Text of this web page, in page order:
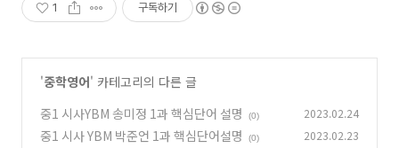
1 구독하기
'중학영어' 카테고리의 다른 글
중1 시사YBM 송미정 1과 핵심단어 설명
(0) 2023.02.24
중1 시사 YBM 박준언 1과 핵심단어설명 (0) 2023.02.23